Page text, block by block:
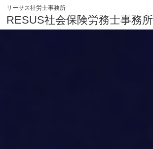
リーサス社労士事務所
RESUS社会保険労務士事務所